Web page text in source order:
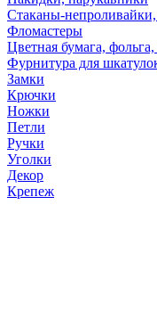
Стаканы-
Фломастеры
Цветная бумага, фольга,
Фурнитура для
Замки
Крючки
Ножки
Петли
Ручки
Уголки
Декор
Крепеж